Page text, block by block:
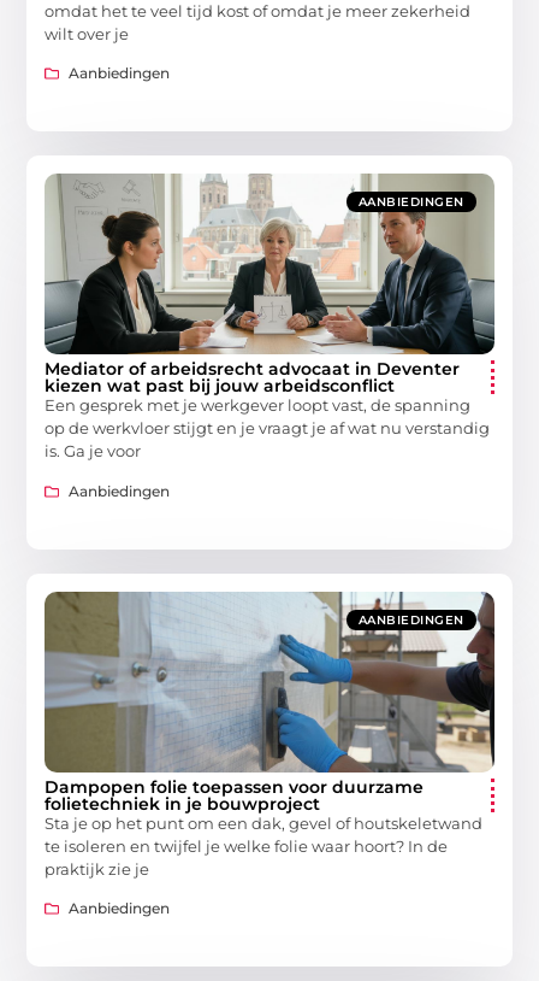
omdat het te veel tijd kost of omdat je meer zekerheid
wilt over je
Aanbiedingen
AANBIEDINGEN
Mediator of arbeidsrecht advocaat in Deventer
kiezen wat past bij jouw arbeidsconflict
Een gesprek met je werkgever loopt vast, de spanning
op de werkvloer stijgt en je vraagt je af wat nu verstandig
is. Ga je voor
Aanbiedingen
AANBIEDINGEN
Dampopen folie toepassen voor duurzame
folietechniek in je bouwproject
Sta je op het punt om een dak, gevel of houtskeletwand
te isoleren en twijfel je welke folie waar hoort? In de
praktijk zie je
Aanbiedingen